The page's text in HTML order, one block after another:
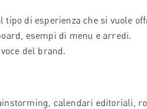
tipo di esperienza che si vuole
esempi di menu e arredi.
del brand.
calendari editoriali,